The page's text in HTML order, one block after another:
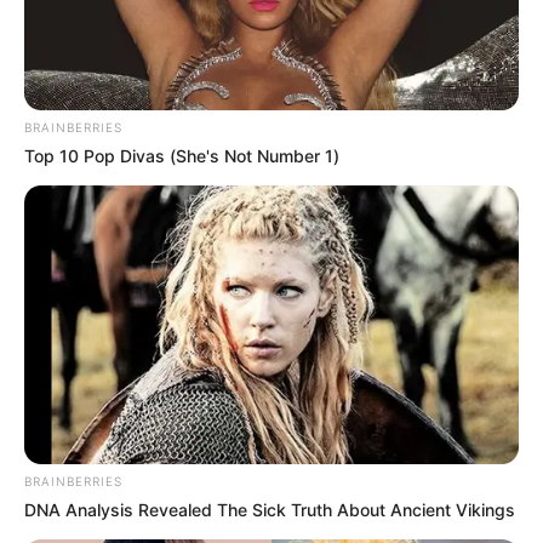
y con el apoyo constante y decidido del equipo
de vacunadores, las IPS, el equipo interdisciplinario de la
Secretaría de Salud y la Fuerza Pública”, señaló Viviana
Florez Barros, secretaria de salud de la ciudad.
Lea también:
Varios buques retenidos en Puerto de
Barranquilla por emergencia en canal de acceso
BRAINBERRIES
Top 10 Pop Divas (She's Not Number 1)
BRAINBERRIES
DNA Analysis Revealed The Sick Truth About Ancient Vikings